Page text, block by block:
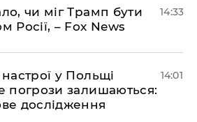
чи міг Трамп бути
Росії, – Fox News
14:33
у Польщі
погрози залишаються:
дослідження
14:01